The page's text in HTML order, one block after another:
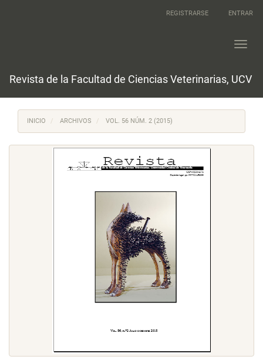
REGISTRARSE ENTRAR
Revista de la Facultad de Ciencias Veterinarias, UCV
INICIO ARCHIVOS VOL. 56 NÚM. 2 (2015)